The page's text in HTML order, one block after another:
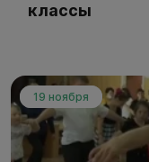
классы
19 ноября